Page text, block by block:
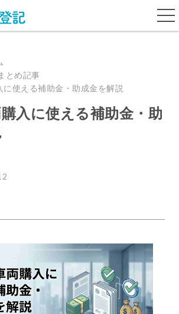
とめ記事
に使える補助金・助成金を解説
入に使える補助金・助